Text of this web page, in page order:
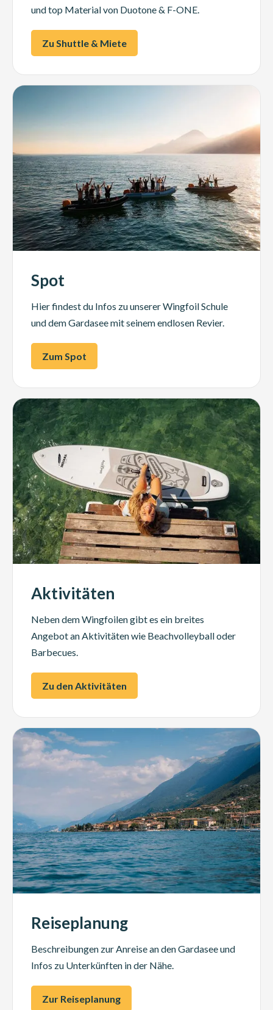
und top Material von Duotone & F-ONE.
Zu Shuttle & Miete
Spot
Hier findest du Infos zu unserer Wingfoil Schule
und dem Gardasee mit seinem endlosen Revier.
Zum Spot
Aktivitäten
Neben dem Wingfoilen gibt es ein breites
Angebot an Aktivitäten wie Beachvolleyball oder
Barbecues.
Zu den Aktivitäten
Reiseplanung
Beschreibungen zur Anreise an den Gardasee und
Infos zu Unterkünften in der Nähe.
Zur Reiseplanung